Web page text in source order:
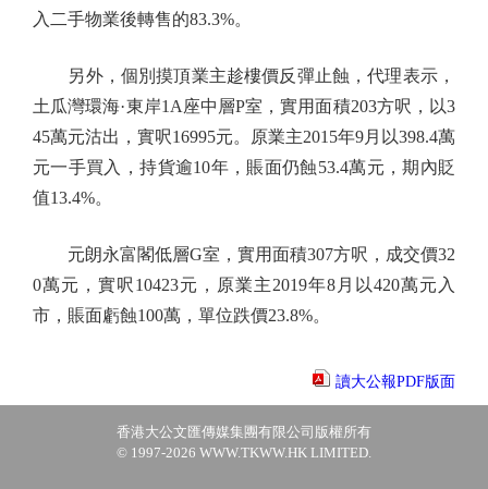
入二手物業後轉售的83.3%。
另外，個別摸頂業主趁樓價反彈止蝕，代理表示，
土瓜灣環海·東岸1A座中層P室，實用面積203方呎，以3
45萬元沽出，實呎16995元。原業主2015年9月以398.4萬
元一手買入，持貨逾10年，賬面仍蝕53.4萬元，期內貶
值13.4%。
元朗永富閣低層G室，實用面積307方呎，成交價32
0萬元，實呎10423元，原業主2019年8月以420萬元入
市，賬面虧蝕100萬，單位跌價23.8%。
讀大公報PDF版面
香港大公文匯傳媒集團有限公司版權所有
© 1997-2026 WWW.TKWW.HK LIMITED.